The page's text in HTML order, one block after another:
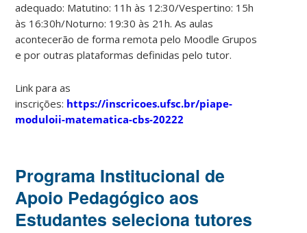
adequado: Matutino: 11h às 12:30/Vespertino: 15h
às 16:30h/Noturno: 19:30 às 21h. As aulas
acontecerão de forma remota pelo Moodle Grupos
e por outras plataformas definidas pelo tutor.
Link para as
inscrições: https://inscricoes.ufsc.br/piape-
moduloii-matematica-cbs-20222
Programa Institucional de
Apoio Pedagógico aos
Estudantes seleciona tutores